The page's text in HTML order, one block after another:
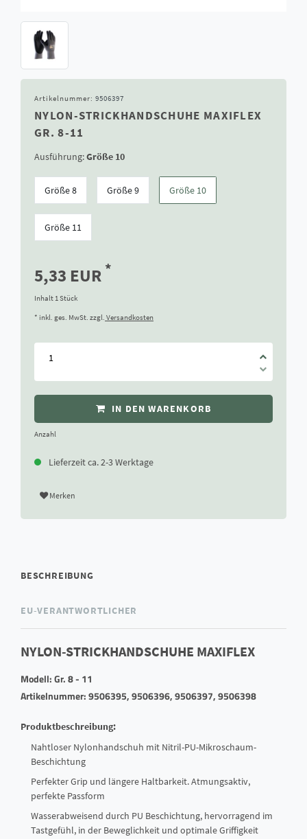
Artikelnummer: 9506397
NYLON-STRICKHANDSCHUHE MAXIFLEX
GR. 8-11
Ausführung:Größe 10
Größe 8 Größe 9 Größe 10
Größe 11
5,33 EUR *
Inhalt 1 Stück
* inkl. ges. MwSt. zzgl. Versandkosten
IN DEN WARENKORB
Anzahl
Lieferzeit ca. 2-3 Werktage
Merken
BESCHREIBUNG
EU-VERANTWORTLICHER
NYLON-STRICKHANDSCHUHE MAXIFLEX
Modell: Gr. 8 - 11
Artikelnummer: 9506395, 9506396, 9506397, 9506398
Produktbeschreibung:
Nahtloser Nylonhandschuh mit Nitril-PU-Mikroschaum-
Beschichtung
Perfekter Grip und längere Haltbarkeit. Atmungsaktiv,
perfekte Passform
Wasserabweisend durch PU Beschichtung, hervorragend im
Tastgefühl, in der Beweglichkeit und optimale Griffigkeit